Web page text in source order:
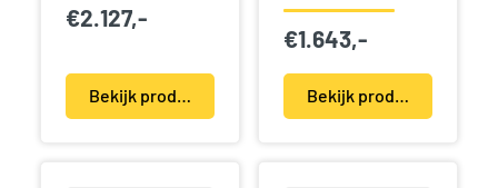
€2.127,-
Bekijk product(en)
€1.643,-
Bekijk product(en)